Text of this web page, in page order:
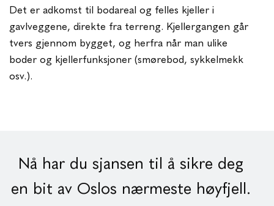
Det er adkomst til bodareal og felles kjeller i
gavlveggene, direkte fra terreng. Kjellergangen går
tvers gjennom bygget, og herfra når man ulike
boder og kjellerfunksjoner (smørebod, sykkelmekk
osv.).
Nå har du sjansen til å sikre deg
en bit av Oslos nærmeste høyfjell.